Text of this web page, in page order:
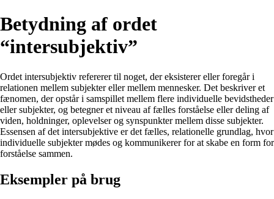
Betydning af ordet
“intersubjektiv”
Ordet intersubjektiv refererer til noget, der eksisterer eller foregår i
relationen mellem subjekter eller mellem mennesker. Det beskriver et
fænomen, der opstår i samspillet mellem flere individuelle bevidstheder
eller subjekter, og betegner et niveau af fælles forståelse eller deling af
viden, holdninger, oplevelser og synspunkter mellem disse subjekter.
Essensen af det intersubjektive er det fælles, relationelle grundlag, hvor
individuelle subjekter mødes og kommunikerer for at skabe en form for
forståelse sammen.
Eksempler på brug